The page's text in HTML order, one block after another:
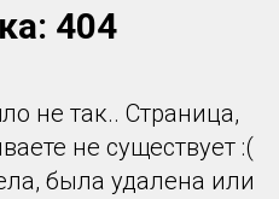
404
не так.. Страница,
не существует :(
была удалена или